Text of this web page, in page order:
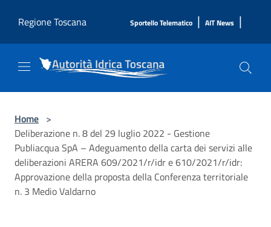
Regione Toscana
Sportello Telematico | AIT News |
Home >
Deliberazione n. 8 del 29 luglio 2022 - Gestione
Publiacqua SpA – Adeguamento della carta dei servizi alle
deliberazioni ARERA 609/2021/r/idr e 610/2021/r/idr:
Approvazione della proposta della Conferenza territoriale
n. 3 Medio Valdarno